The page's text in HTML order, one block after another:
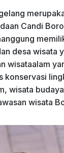
Candi
desa wisata
wisataalam
wisata
wisata